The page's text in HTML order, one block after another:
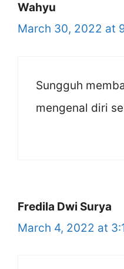
Wahyu
March 30, 2022 at
Sungguh
mengenal diri
Fredila Dwi Surya
March 4, 2022 at